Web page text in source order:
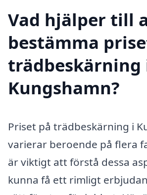
Vad hjälper till
bestämma
trädbeskärning
Kungshamn?
Priset på trädbeskärning i
varierar beroende på flera
är viktigt att förstå dessa
kunna få ett rimligt